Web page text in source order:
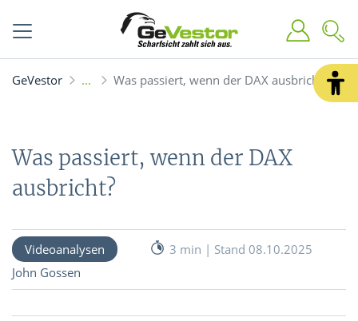
GeVestor Was passiert, wenn der DAX ausbricht?
Was passiert, wenn der DAX
ausbricht?
Videoanalysen
3 min | Stand 08.10.2025
John Gossen